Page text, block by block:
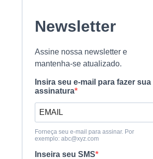
Newsletter
Assine nossa newsletter e
mantenha-se atualizado.
Insira seu e-mail para fazer sua
assinatura
Forneça seu e-mail para assinar. Por
exemplo: abc@xyz.com
Inseira seu SMS